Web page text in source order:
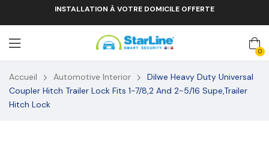
INSTALLATION À VOTRE DOMICILE OFFERTE
0
Accueil Automotive Interior
Dilwe Heavy Duty Universal
Coupler Hitch Trailer Lock Fits 1-7/8,2 And 2-5/16 Supe,Trailer
Hitch Lock